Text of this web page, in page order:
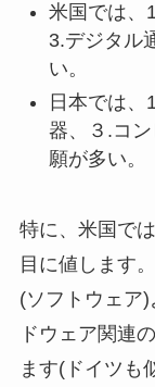
米国では、
3.デジタル
い。
日本では、
器、３.コ
願が多い。
特に、米国で
目に値します
(ソフトウェア
ドウェア関連
ます(ドイツも